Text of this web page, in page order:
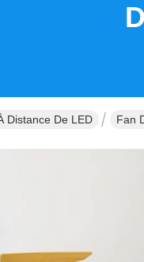
Distance De LED Fan